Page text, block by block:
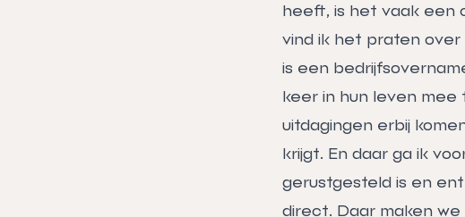
heeft, is het vaak een
vind ik het praten
is een
keer in hun leven
uitdagingen erbij
krijgt. En daar ga ik
gerustgesteld is en
direct. Daar maken